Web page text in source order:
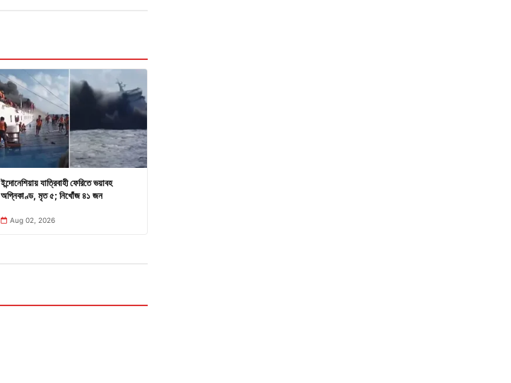
ইন্দোনেশিয়ায় যাত্রিবাহী ফেরিতে ভয়াবহ
অগ্নিকাণ্ড, মৃত ৫; নিখোঁজ ৪১ জন
Aug 02, 2026